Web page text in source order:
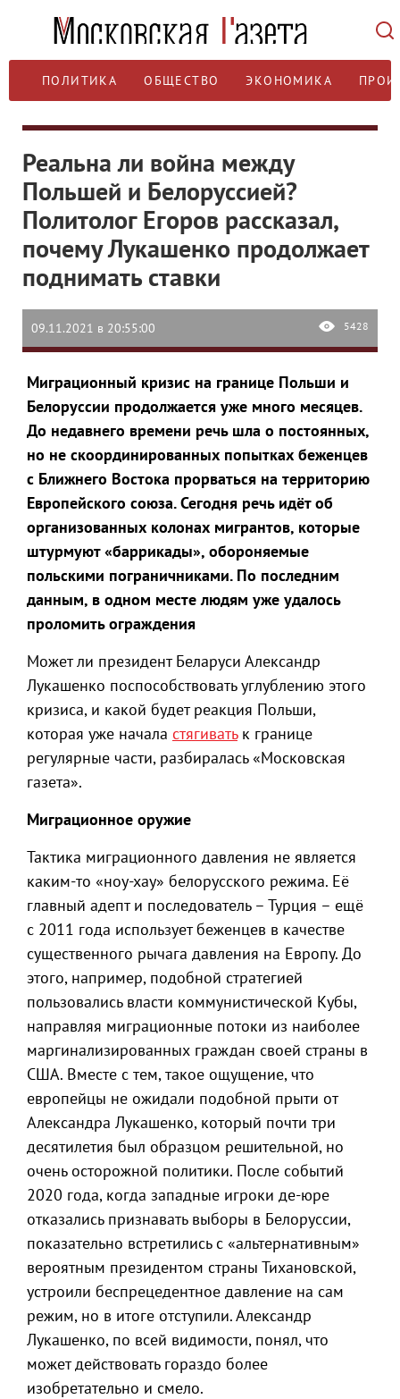
ПОЛИТИКА ОБЩЕСТВО ЭКОНОМИКА
Реальна ли война между
Польшей и Белоруссией?
Политолог Егоров рассказал,
почему Лукашенко продолжает
поднимать ставки
09.11.2021 в 20:55:00 5428
Миграционный кризис на границе Польши и
Белоруссии продолжается уже много месяцев.
До недавнего времени речь шла о постоянных,
но не скоординированных попытках беженцев
с Ближнего Востока прорваться на территорию
Европейского союза. Сегодня речь идёт об
организованных колонах мигрантов, которые
штурмуют «баррикады», обороняемые
польскими пограничниками. По последним
данным, в одном месте людям уже удалось
проломить ограждения
Может ли президент Беларуси Александр
Лукашенко поспособствовать углублению этого
кризиса, и какой будет реакция Польши,
которая уже начала стягиватьк границе
регулярные части, разбиралась «Московская
газета».
Миграционное оружие
Тактика миграционного давления не является
каким-то «ноу-хау» белорусского режима. Её
главный адепт и последователь – Турция – ещё
с 2011 года использует беженцев в качестве
существенного рычага давления на Европу. До
этого, например, подобной стратегией
пользовались власти коммунистической Кубы,
направляя миграционные потоки из наиболее
маргинализированных граждан своей страны в
США. Вместе с тем, такое ощущение, что
европейцы не ожидали подобной прыти от
Александра Лукашенко, который почти три
десятилетия был образцом решительной, но
очень осторожной политики. После событий
2020 года, когда западные игроки де-юре
отказались признавать выборы в Белоруссии,
показательно встретились с «альтернативным»
вероятным президентом страны Тихановской,
устроили беспрецедентное давление на сам
режим, но в итоге отступили. Александр
Лукашенко, по всей видимости, понял, что
может действовать гораздо более
изобретательно и смело.